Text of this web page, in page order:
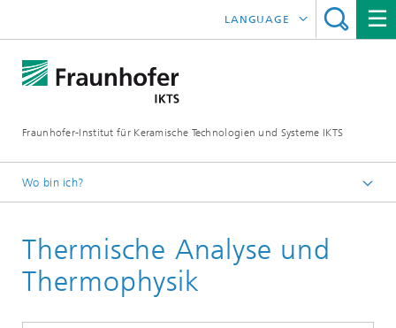
Fraunhofer-Institut für Keramische Technologien und Systeme IKTS
LANGUAGE
ČESKÝ
Wo bin ich?
Industrielösungen
Charakterisieren | Analysieren | Messen | Prüfen
Thermische Analyse und
Thermophysik